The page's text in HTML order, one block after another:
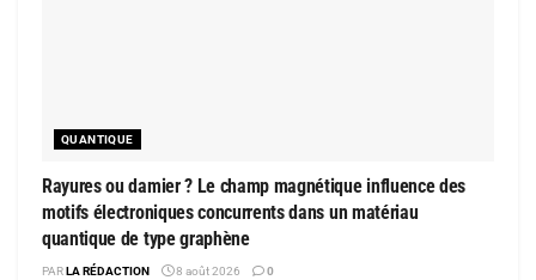
QUANTIQUE
Rayures ou damier ? Le champ magnétique influence des
motifs électroniques concurrents dans un matériau
quantique de type graphène
PARLA RÉDACTION 8 août 2026 0